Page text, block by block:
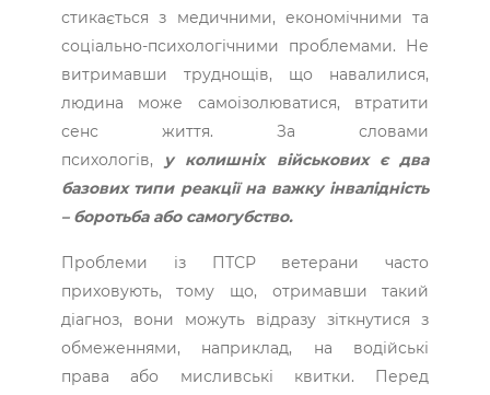
стикається з медичними, економічними та
соціально-психологічними проблемами. Не
витримавши труднощів, що навалилися,
людина може самоізолюватися, втратити
сенс життя. За словами
психологів, у колишніх військових є два
базових типи реакції на важку інвалідність
– боротьба або самогубство.
Проблеми із ПТСР ветерани часто
приховують, тому що, отримавши такий
діагноз, вони можуть відразу зіткнутися з
обмеженнями, наприклад, на водійські
права або мисливські квитки. Перед